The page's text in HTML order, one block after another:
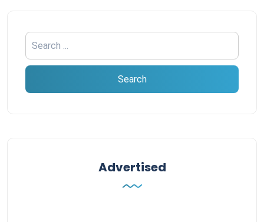
Advertised